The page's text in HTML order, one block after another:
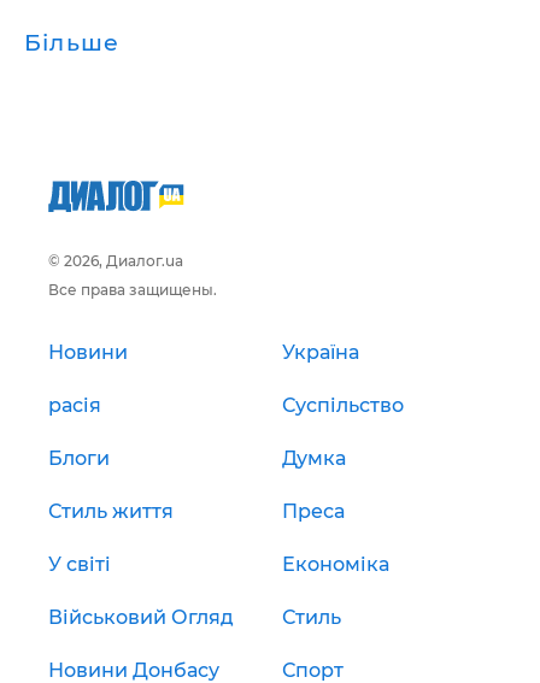
Більше
© 2026, Диалог.ua
Все права защищены.
Новини Україна
расія Суспільство
Блоги Думка
Стиль життя Преса
У світі Економіка
Військовий Огляд Стиль
Новини Донбасу Спорт